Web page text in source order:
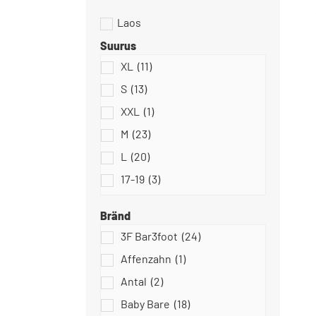
Slipstop
Stitch & Walk
Suurus
XL
(11)
S (13)
XXL
(1)
M (23)
L
(20)
17-19 (3)
18
(18)
Bränd
3F Bar3foot (24)
Affenzahn (1)
Antal (2)
Baby Bare (18)